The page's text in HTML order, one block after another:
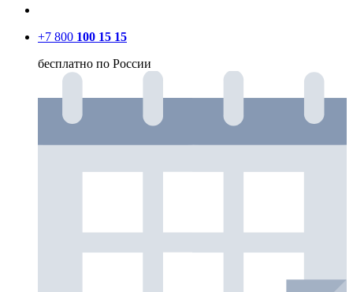
+7 800 100 15 15
бесплатно по России